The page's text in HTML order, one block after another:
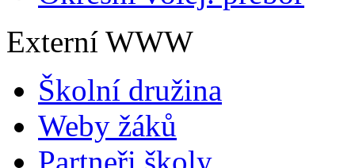
Externí WWW
Školní družina
Weby žáků
Partneři školy